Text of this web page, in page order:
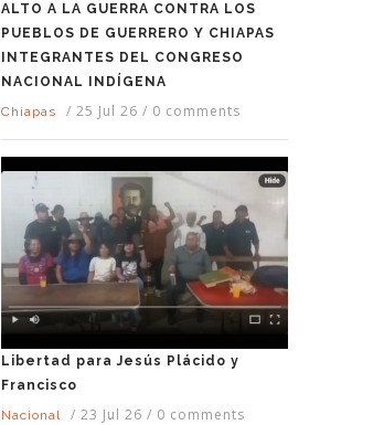
ALTO A LA GUERRA CONTRA LOS
PUEBLOS DE GUERRERO Y CHIAPAS
INTEGRANTES DEL CONGRESO
NACIONAL INDÍGENA
Chiapas
/ 25 Jul 26 / 0 comments
Libertad para Jesús Plácido y
Francisco
Nacional
/ 23 Jul 26 / 0 comments